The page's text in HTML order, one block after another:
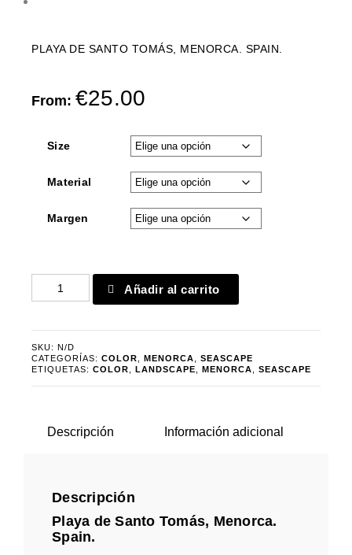
PLAYA DE SANTO TOMÁS, MENORCA. SPAIN.
From: €25.00
Size
Material
Margen
Santo
Tomas
Añadir al carrito
SKU: N/D
CATEGORÍAS: COLOR MENORCA
SEASCAPE
ETIQUETAS: COLOR LANDSCAPE MENORCA SEASCAPE
Descripción Información adicional
Descripción
Playa de Santo Tomás, Menorca.
Spain.